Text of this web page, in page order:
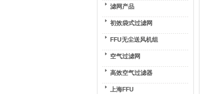
滤网产品
初效袋式过滤网
FFU无尘送风机组
空气过滤网
高效空气过滤器
上海FFU